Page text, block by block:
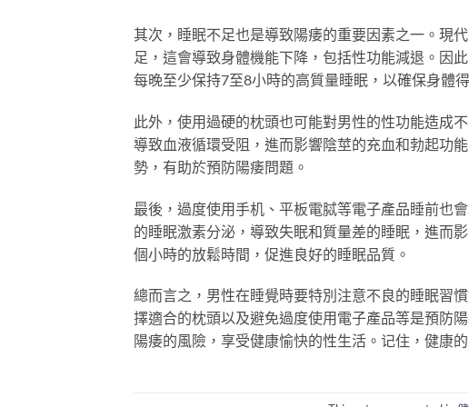
其次，睡眠不足也是導致陽痿的重要因素之一。現
足，這會導致身體機能下降，包括性功能減退。因
每晚至少保持7至8小時的高質量睡眠，以確保身體
此外，使用過硬的枕頭也可能對男性的性功能造成
導致血液循環受阻，進而影響陰莖的充血和勃起功
勢，有助於預防陽痿問題。
最後，過度使用手机、平板電脦等電子產品睡前也
的睡眠激素分泌，導致失眠和質量差的睡眠，進而
個小時的放鬆時間，促進良好的睡眠品質。
總而言之，男性在睡覺時要特別注意不良的睡眠習
擇適合的枕頭以及避免過度使用電子產品等是預防
陽痿的風險，享受健康愉快的性生活。记住，健康